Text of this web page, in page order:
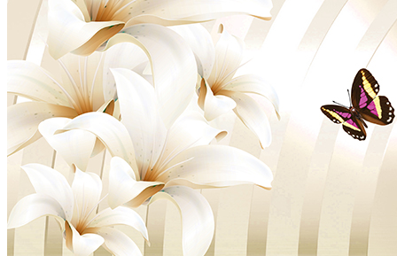
6500руб/м2
Подробнее о материалах